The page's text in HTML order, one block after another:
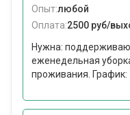
Опыт:любой
Оплата:2500 руб/
Нужна:
еженедельная
проживания. График: